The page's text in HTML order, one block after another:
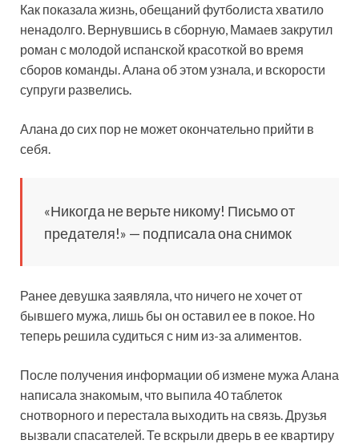
Как показала жизнь, обещаний футболиста хватило
ненадолго. Вернувшись в сборную, Мамаев закрутил
роман с молодой испанской красоткой во время
сборов команды. Алана об этом узнала, и вскорости
супруги развелись.
Алана до сих пор не может окончательно прийти в
себя.
«Никогда не верьте никому! Письмо от
предателя!» — подписала она снимок
Ранее девушка заявляла, что ничего не хочет от
бывшего мужа, лишь бы он оставил ее в покое. Но
теперь решила судиться с ним из-за алиментов.
После получения информации об измене мужа Алана
написала знакомым, что выпила 40 таблеток
снотворного и перестала выходить на связь. Друзья
вызвали спасателей. Те вскрыли дверь в ее квартиру